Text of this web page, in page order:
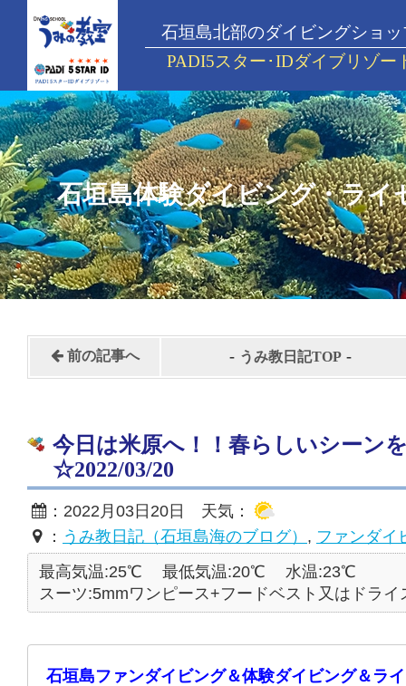
石垣島北部のダイビングショッ
PADI5スター･IDダイブリゾー
石垣島体験ダイビング・ライ
前の記事へ - うみ教日記TOP -
今日は米原へ！！春らしいシーン
☆2022/03/20
：2022月03日20日 天気：
： うみ教日記（石垣島海のブログ） , ファンダイ
最高気温:25℃
最低気温:20℃
水温:23℃
スーツ:5mmワンピース+フードベスト又はドライ
石垣島ファンダイビング＆体験ダイビング＆ラ